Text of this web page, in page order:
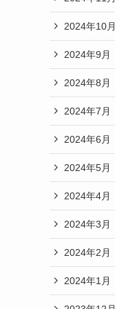
2024年10月
2024年9月
2024年8月
2024年7月
2024年6月
2024年5月
2024年4月
2024年3月
2024年2月
2024年1月